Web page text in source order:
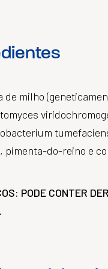
de milho
pimenta-do-reino e
PODE CONTER